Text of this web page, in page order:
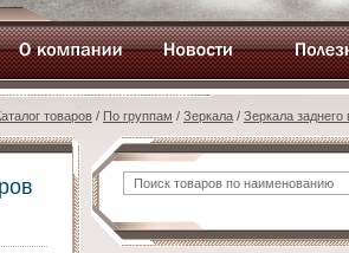
товаров / По группам / Зеркала / Зеркала